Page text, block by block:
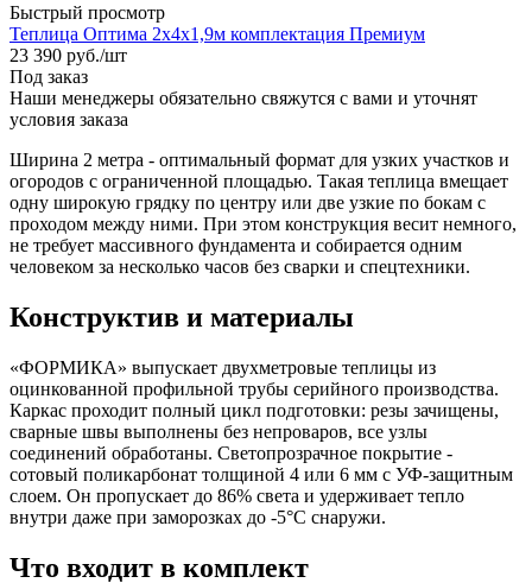
Быстрый просмотр
Теплица Оптима 2х4х1,9м комплектация Премиум
23 390 руб./шт
Под заказ
Наши менеджеры обязательно свяжутся с вами и уточнят
условия заказа
Ширина 2 метра - оптимальный формат для узких участков и
огородов с ограниченной площадью. Такая теплица вмещает
одну широкую грядку по центру или две узкие по бокам с
проходом между ними. При этом конструкция весит немного,
не требует массивного фундамента и собирается одним
человеком за несколько часов без сварки и спецтехники.
Конструктив и материалы
«ФОРМИКА» выпускает двухметровые теплицы из
оцинкованной профильной трубы серийного производства.
Каркас проходит полный цикл подготовки: резы зачищены,
сварные швы выполнены без непроваров, все узлы
соединений обработаны. Светопрозрачное покрытие -
сотовый поликарбонат толщиной 4 или 6 мм с УФ-защитным
слоем. Он пропускает до 86% света и удерживает тепло
внутри даже при заморозках до -5°C снаружи.
Что входит в комплект